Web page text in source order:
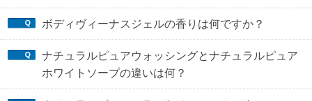
ボディヴィーナスジェルの香りは何ですか？
ナチュラルピュアウォッシングとナチュラルピュア
ホワイトソープの違いは何？